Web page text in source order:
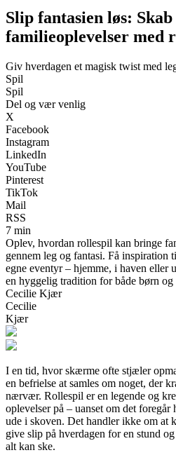
Slip fantasien løs:
familieoplevelser med
Giv hverdagen et magisk twist med
Spil
Spil
Del og vær venlig
X
Facebook
Instagram
LinkedIn
YouTube
Pinterest
TikTok
Mail
RSS
7 min
Oplev, hvordan rollespil kan bringe
gennem leg og fantasi. Få inspiration
egne eventyr – hjemme, i haven eller
en hyggelig tradition for både børn og
Cecilie Kjær
Cecilie
Kjær
I en tid, hvor skærme ofte stjæler
en befrielse at samles om noget, der
nærvær. Rollespil er en legende og
oplevelser på – uanset om det
ude i skoven. Det handler ikke om at
give slip på hverdagen for en stund
alt kan ske.